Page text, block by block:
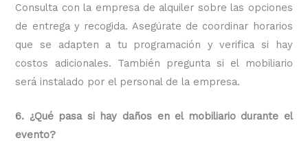
Consulta con la empresa de alquiler sobre las opciones
de entrega y recogida. Asegúrate de coordinar horarios
que se adapten a tu programación y verifica si hay
costos adicionales. También pregunta si el mobiliario
será instalado por el personal de la empresa.
6. ¿Qué pasa si hay daños en el mobiliario durante el
evento?